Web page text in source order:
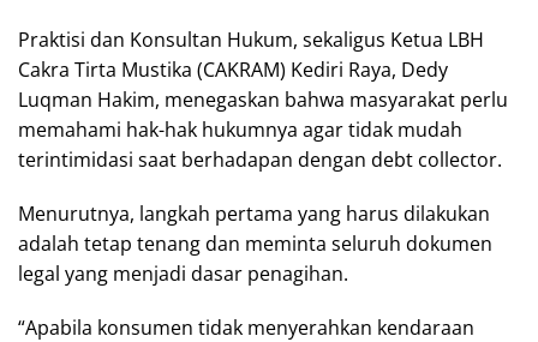
Praktisi dan Konsultan Hukum, sekaligus Ketua LBH
Cakra Tirta Mustika (CAKRAM) Kediri Raya, Dedy
Luqman Hakim, menegaskan bahwa masyarakat perlu
memahami hak-hak hukumnya agar tidak mudah
terintimidasi saat berhadapan dengan debt collector.
Menurutnya, langkah pertama yang harus dilakukan
adalah tetap tenang dan meminta seluruh dokumen
legal yang menjadi dasar penagihan.
“Apabila konsumen tidak menyerahkan kendaraan